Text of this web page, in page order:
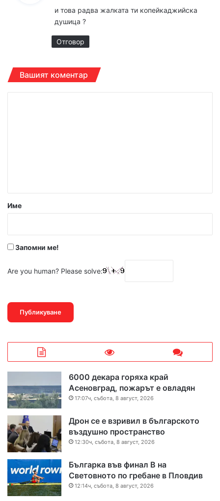
а
и това радва жалката ти копейкаджийска
душица ?
Отговор
Вашият коментар
р
Име
Запомни ме!
Are you human? Please solve:
6000 декара горяха край
Асеновград, пожарът е овладян
17:07ч, събота, 8 август, 2026
Дрон се е взривил в българското
въздушно пространство
12:30ч, събота, 8 август, 2026
Българка във финал B на
Световното по гребане в Пловдив
12:14ч, събота, 8 август, 2026